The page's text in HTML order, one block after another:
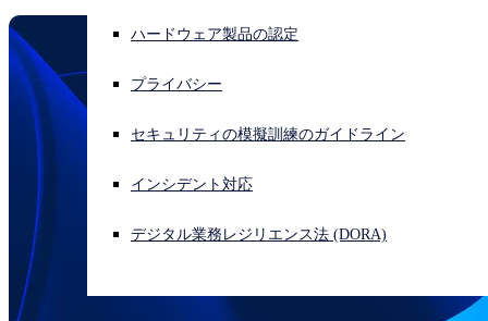
サイバー攻撃を受けている場合、連絡先はこちら
サインイン
Open search
ハードウェア製品の認定
プライバシー
セキュリティの模擬訓練のガイドライン
インシデント対応
デジタル業務レジリエンス法 (DORA)